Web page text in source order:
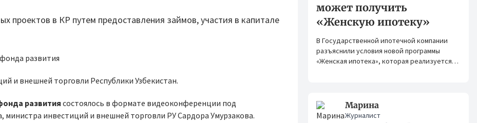
проектов в КР путем предоставления займов, участия в капитале
и внешней торговли Республики Узбекистан.
развития состоялось в формате видеоконференции под
инвестиций и внешней торговли РУ Сардора Умурзакова.
может получить
«Женскую ипотеку»
В Государственной ипотечной компании
разъяснили условия новой программы
«Женская ипотека», которая реализуется
Марина
Журналист